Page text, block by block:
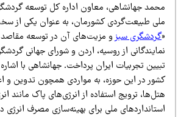
جهانشاهی، معاون اداره کل توسعه گردشگری
طبیعت‌گردی کشورمان، به عنوان یکی از
گردشگری سبزو مزیت‌های آن در توسعه مقاصد بومی»
تجربیات ایران پرداخت. جهانشاهی با اشاره به
در این حوزه، به مواردی همچون تدوین و اعطای
ترویج استفاده از انرژی‌های پاک مانند انرژی
ملی برای بهینه‌سازی مصرف انرژی در